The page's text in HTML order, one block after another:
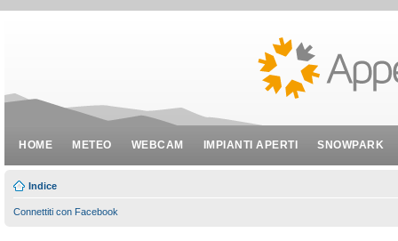
HOME METEO WEBCAM IMPIANTI APERTI SNOWPARK
Indice
Connettiti con Facebook